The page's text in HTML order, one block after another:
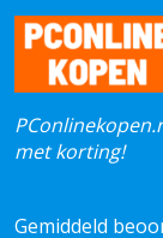
met korting!
Gemiddeld